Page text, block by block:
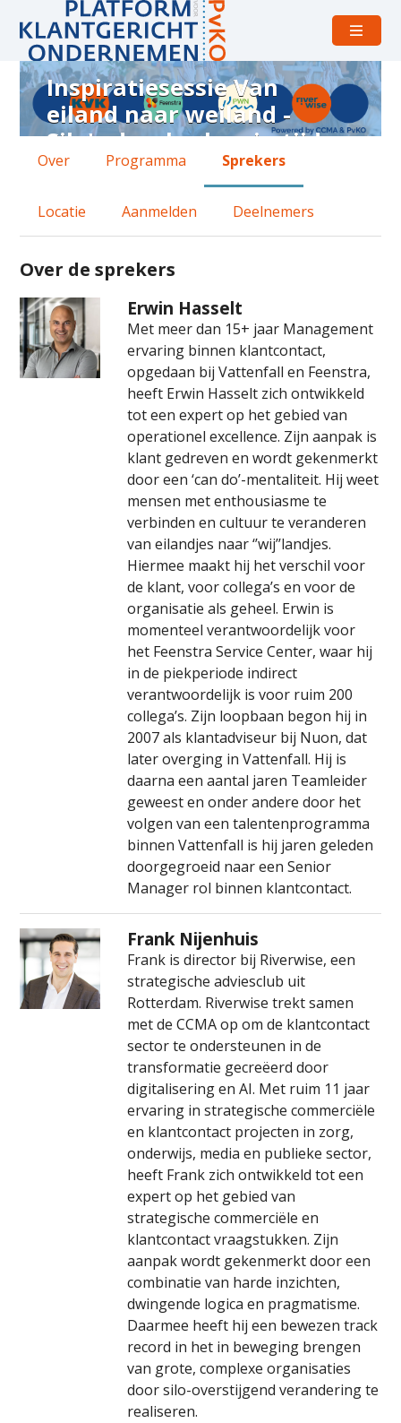
Open
menu
Sprekers
Inspiratiesessie
Van
eiland
naar
weiland
Silo's
doorbreken
in
transformatie
Inspiratiesessie Van
eiland naar weiland -
Silo's doorbreken in tijden
van digitale
transformatie
donderdag 24 september 2026 van 14:30 uur tot
Over Programma Sprekers
Locatie Aanmelden Deelnemers
Over de sprekers
Erwin Hasselt
Met meer dan 15+ jaar Management
ervaring binnen klantcontact,
opgedaan bij Vattenfall en Feenstra,
heeft Erwin Hasselt zich ontwikkeld
tot een expert op het gebied van
operationel excellence. Zijn aanpak is
klant gedreven en wordt gekenmerkt
door een ‘can do’-mentaliteit. Hij weet
mensen met enthousiasme te
verbinden en cultuur te veranderen
van eilandjes naar ‘’wij’’landjes.
Hiermee maakt hij het verschil voor
de klant, voor collega’s en voor de
organisatie als geheel. Erwin is
momenteel verantwoordelijk voor
het Feenstra Service Center, waar hij
in de piekperiode indirect
verantwoordelijk is voor ruim 200
collega’s. Zijn loopbaan begon hij in
2007 als klantadviseur bij Nuon, dat
later overging in Vattenfall. Hij is
daarna een aantal jaren Teamleider
geweest en onder andere door het
volgen van een talentenprogramma
binnen Vattenfall is hij jaren geleden
doorgegroeid naar een Senior
Manager rol binnen klantcontact.
Frank Nijenhuis
Frank is director bij Riverwise, een
strategische adviesclub uit
Rotterdam. Riverwise trekt samen
met de CCMA op om de klantcontact
sector te ondersteunen in de
transformatie gecreëerd door
digitalisering en AI. Met ruim 11 jaar
ervaring in strategische commerciële
en klantcontact projecten in zorg,
onderwijs, media en publieke sector,
heeft Frank zich ontwikkeld tot een
expert op het gebied van
strategische commerciële en
klantcontact vraagstukken. Zijn
aanpak wordt gekenmerkt door een
combinatie van harde inzichten,
dwingende logica en pragmatisme.
Daarmee heeft hij een bewezen track
record in het in beweging brengen
van grote, complexe organisaties
door silo-overstijgend verandering te
realiseren.